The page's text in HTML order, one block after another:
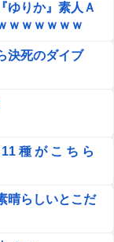
ゆりか』素人Ａ
ｗｗｗｗｗｗ
決死のダイブ
種 が こ ち ら
晴らしいとこだ